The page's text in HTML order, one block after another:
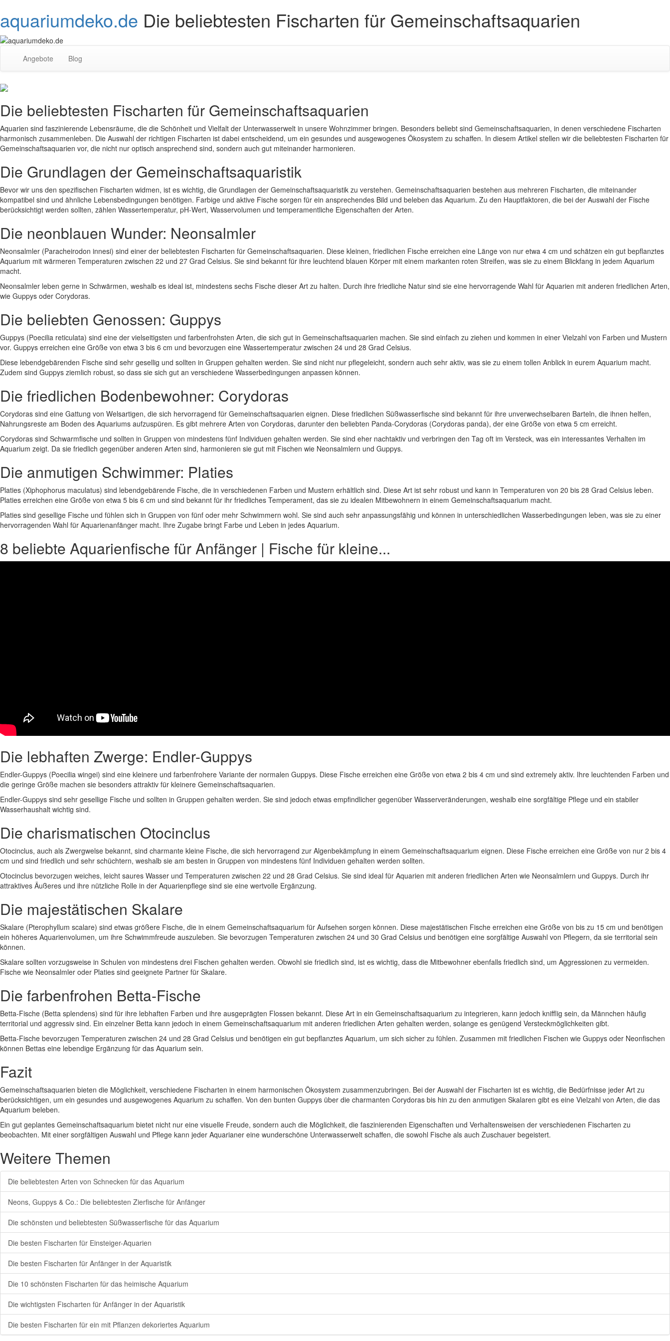
aquariumdeko.de Die beliebtesten Fischarten für Gemeinschaftsaquarien
Angebote Blog
Die beliebtesten Fischarten für Gemeinschaftsaquarien
Aquarien sind faszinierende Lebensräume, die die Schönheit und Vielfalt der Unterwasserwelt in unsere Wohnzimmer bringen. Besonders beliebt sind Gemeinschaftsaquarien, in denen verschiedene Fischarten
harmonisch zusammenleben. Die Auswahl der richtigen Fischarten ist dabei entscheidend, um ein gesundes und ausgewogenes Ökosystem zu schaffen. In diesem Artikel stellen wir die beliebtesten Fischarten für
Gemeinschaftsaquarien vor, die nicht nur optisch ansprechend sind, sondern auch gut miteinander harmonieren.
Die Grundlagen der Gemeinschaftsaquaristik
Bevor wir uns den spezifischen Fischarten widmen, ist es wichtig, die Grundlagen der Gemeinschaftsaquaristik zu verstehen. Gemeinschaftsaquarien bestehen aus mehreren Fischarten, die miteinander
kompatibel sind und ähnliche Lebensbedingungen benötigen. Farbige und aktive Fische sorgen für ein ansprechendes Bild und beleben das Aquarium. Zu den Hauptfaktoren, die bei der Auswahl der Fische
berücksichtigt werden sollten, zählen Wassertemperatur, pH-Wert, Wasservolumen und temperamentliche Eigenschaften der Arten.
Die neonblauen Wunder: Neonsalmler
Neonsalmler (Paracheirodon innesi) sind einer der beliebtesten Fischarten für Gemeinschaftsaquarien. Diese kleinen, friedlichen Fische erreichen eine Länge von nur etwa 4 cm und schätzen ein gut bepflanztes
Aquarium mit wärmeren Temperaturen zwischen 22 und 27 Grad Celsius. Sie sind bekannt für ihre leuchtend blauen Körper mit einem markanten roten Streifen, was sie zu einem Blickfang in jedem Aquarium
macht.
Neonsalmler leben gerne in Schwärmen, weshalb es ideal ist, mindestens sechs Fische dieser Art zu halten. Durch ihre friedliche Natur sind sie eine hervorragende Wahl für Aquarien mit anderen friedlichen Arten,
wie Guppys oder Corydoras.
Die beliebten Genossen: Guppys
Guppys (Poecilia reticulata) sind eine der vielseitigsten und farbenfrohsten Arten, die sich gut in Gemeinschaftsaquarien machen. Sie sind einfach zu ziehen und kommen in einer Vielzahl von Farben und Mustern
vor. Guppys erreichen eine Größe von etwa 3 bis 6 cm und bevorzugen eine Wassertemperatur zwischen 24 und 28 Grad Celsius.
Diese lebendgebärenden Fische sind sehr gesellig und sollten in Gruppen gehalten werden. Sie sind nicht nur pflegeleicht, sondern auch sehr aktiv, was sie zu einem tollen Anblick in eurem Aquarium macht.
Zudem sind Guppys ziemlich robust, so dass sie sich gut an verschiedene Wasserbedingungen anpassen können.
Die friedlichen Bodenbewohner: Corydoras
Corydoras sind eine Gattung von Welsartigen, die sich hervorragend für Gemeinschaftsaquarien eignen. Diese friedlichen Süßwasserfische sind bekannt für ihre unverwechselbaren Barteln, die ihnen helfen,
Nahrungsreste am Boden des Aquariums aufzuspüren. Es gibt mehrere Arten von Corydoras, darunter den beliebten Panda-Corydoras (Corydoras panda), der eine Größe von etwa 5 cm erreicht.
Corydoras sind Schwarmfische und sollten in Gruppen von mindestens fünf Individuen gehalten werden. Sie sind eher nachtaktiv und verbringen den Tag oft im Versteck, was ein interessantes Verhalten im
Aquarium zeigt. Da sie friedlich gegenüber anderen Arten sind, harmonieren sie gut mit Fischen wie Neonsalmlern und Guppys.
Die anmutigen Schwimmer: Platies
Platies (Xiphophorus maculatus) sind lebendgebärende Fische, die in verschiedenen Farben und Mustern erhältlich sind. Diese Art ist sehr robust und kann in Temperaturen von 20 bis 28 Grad Celsius leben.
Platies erreichen eine Größe von etwa 5 bis 6 cm und sind bekannt für ihr friedliches Temperament, das sie zu idealen Mitbewohnern in einem Gemeinschaftsaquarium macht.
Platies sind gesellige Fische und fühlen sich in Gruppen von fünf oder mehr Schwimmern wohl. Sie sind auch sehr anpassungsfähig und können in unterschiedlichen Wasserbedingungen leben, was sie zu einer
hervorragenden Wahl für Aquarienanfänger macht. Ihre Zugabe bringt Farbe und Leben in jedes Aquarium.
8 beliebte Aquarienfische für Anfänger | Fische für kleine...
Die lebhaften Zwerge: Endler-Guppys
Endler-Guppys (Poecilia wingei) sind eine kleinere und farbenfrohere Variante der normalen Guppys. Diese Fische erreichen eine Größe von etwa 2 bis 4 cm und sind extremely aktiv. Ihre leuchtenden Farben und
die geringe Größe machen sie besonders attraktiv für kleinere Gemeinschaftsaquarien.
Endler-Guppys sind sehr gesellige Fische und sollten in Gruppen gehalten werden. Sie sind jedoch etwas empfindlicher gegenüber Wasserveränderungen, weshalb eine sorgfältige Pflege und ein stabiler
Wasserhaushalt wichtig sind.
Die charismatischen Otocinclus
Otocinclus, auch als Zwergwelse bekannt, sind charmante kleine Fische, die sich hervorragend zur Algenbekämpfung in einem Gemeinschaftsaquarium eignen. Diese Fische erreichen eine Größe von nur 2 bis 4
cm und sind friedlich und sehr schüchtern, weshalb sie am besten in Gruppen von mindestens fünf Individuen gehalten werden sollten.
Otocinclus bevorzugen weiches, leicht saures Wasser und Temperaturen zwischen 22 und 28 Grad Celsius. Sie sind ideal für Aquarien mit anderen friedlichen Arten wie Neonsalmlern und Guppys. Durch ihr
attraktives Äußeres und ihre nützliche Rolle in der Aquarienpflege sind sie eine wertvolle Ergänzung.
Die majestätischen Skalare
Skalare (Pterophyllum scalare) sind etwas größere Fische, die in einem Gemeinschaftsaquarium für Aufsehen sorgen können. Diese majestätischen Fische erreichen eine Größe von bis zu 15 cm und benötigen
ein höheres Aquarienvolumen, um ihre Schwimmfreude auszuleben. Sie bevorzugen Temperaturen zwischen 24 und 30 Grad Celsius und benötigen eine sorgfältige Auswahl von Pflegern, da sie territorial sein
können.
Skalare sollten vorzugsweise in Schulen von mindestens drei Fischen gehalten werden. Obwohl sie friedlich sind, ist es wichtig, dass die Mitbewohner ebenfalls friedlich sind, um Aggressionen zu vermeiden.
Fische wie Neonsalmler oder Platies sind geeignete Partner für Skalare.
Die farbenfrohen Betta-Fische
Betta-Fische (Betta splendens) sind für ihre lebhaften Farben und ihre ausgeprägten Flossen bekannt. Diese Art in ein Gemeinschaftsaquarium zu integrieren, kann jedoch knifflig sein, da Männchen häufig
territorial und aggressiv sind. Ein einzelner Betta kann jedoch in einem Gemeinschaftsaquarium mit anderen friedlichen Arten gehalten werden, solange es genügend Versteckmöglichkeiten gibt.
Betta-Fische bevorzugen Temperaturen zwischen 24 und 28 Grad Celsius und benötigen ein gut bepflanztes Aquarium, um sich sicher zu fühlen. Zusammen mit friedlichen Fischen wie Guppys oder Neonfischen
können Bettas eine lebendige Ergänzung für das Aquarium sein.
Fazit
Gemeinschaftsaquarien bieten die Möglichkeit, verschiedene Fischarten in einem harmonischen Ökosystem zusammenzubringen. Bei der Auswahl der Fischarten ist es wichtig, die Bedürfnisse jeder Art zu
berücksichtigen, um ein gesundes und ausgewogenes Aquarium zu schaffen. Von den bunten Guppys über die charmanten Corydoras bis hin zu den anmutigen Skalaren gibt es eine Vielzahl von Arten, die das
Aquarium beleben.
Ein gut geplantes Gemeinschaftsaquarium bietet nicht nur eine visuelle Freude, sondern auch die Möglichkeit, die faszinierenden Eigenschaften und Verhaltensweisen der verschiedenen Fischarten zu
beobachten. Mit einer sorgfältigen Auswahl und Pflege kann jeder Aquarianer eine wunderschöne Unterwasserwelt schaffen, die sowohl Fische als auch Zuschauer begeistert.
Weitere Themen
Die beliebtesten Arten von Schnecken für das Aquarium
Neons, Guppys & Co.: Die beliebtesten Zierfische für Anfänger
Die schönsten und beliebtesten Süßwasserfische für das Aquarium
Die besten Fischarten für Einsteiger-Aquarien
Die besten Fischarten für Anfänger in der Aquaristik
Die 10 schönsten Fischarten für das heimische Aquarium
Die wichtigsten Fischarten für Anfänger in der Aquaristik
Die besten Fischarten für ein mit Pflanzen dekoriertes Aquarium